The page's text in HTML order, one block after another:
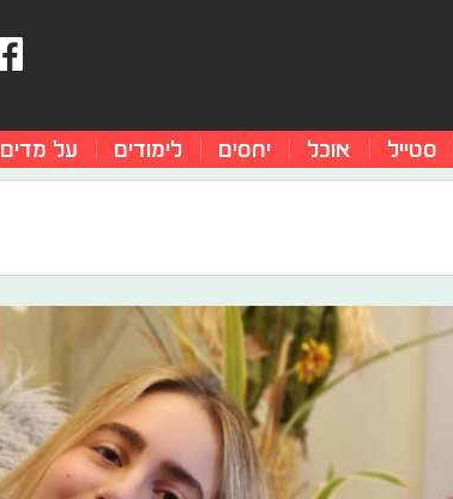
סטייל אוכל יחסים לימודים על מדים